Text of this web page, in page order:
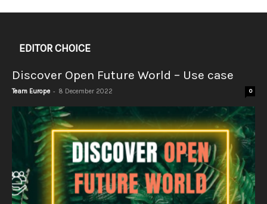
EDITOR CHOICE
Discover Open Future World – Use case
Team Europe - 8 December 2022 0